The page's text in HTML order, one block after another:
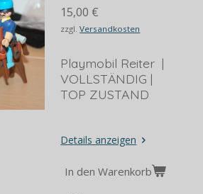
15,00 €
zzgl.Versandkosten
Playmobil Reiter |
VOLLSTÄNDIG |
TOP ZUSTAND
Details anzeigen
In den Warenkorb